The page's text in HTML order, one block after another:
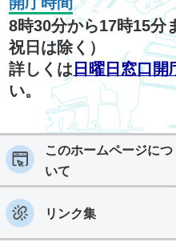
8時30分から17時15分
祝日は除く）
詳しくは 日曜日窓口開
い。
このホームページにつ
いて
リンク集